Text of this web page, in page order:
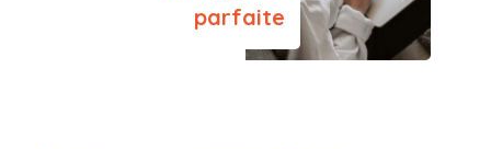
parfaite